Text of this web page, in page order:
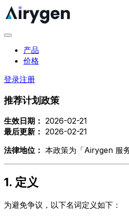
产品
价格
登录注册
推荐计划政策
生效日期： 2026-02-21
最后更新： 2026-02-21
法律地位： 本政策为「Airygen 服
1. 定义
为避免争议，以下名词定义如下：